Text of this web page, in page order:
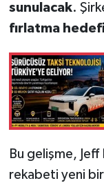
sunulacak.
fırlatma hedefi
Bu gelişme, Jeff
rekabeti yeni